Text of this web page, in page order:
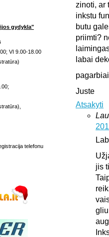
gydykla"
VI 9.00-18.00
telefonu
zinoti, ar
inkstu
butu
priimti?
labai
Juste
Atsakyti
jis